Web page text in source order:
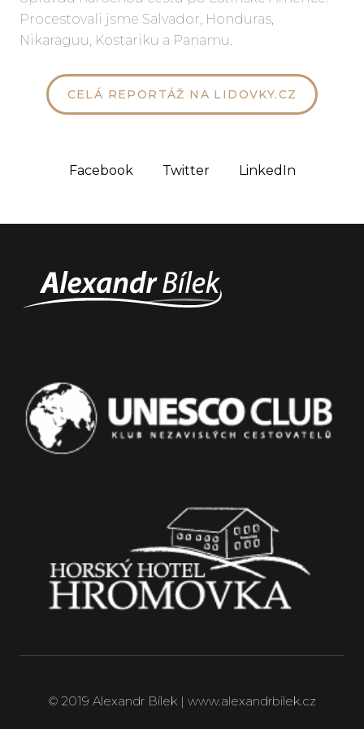
Procestovali jsme Salvador, Honduras,
Nikaraguu, Kostariku a Panamu.
CELÁ REPORTÁŽ NA LIDOVKY.CZ
Facebook Twitter LinkedIn
© 2019 Alexandr Bílek | www.alexandrbilek.cz